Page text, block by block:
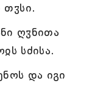
ღჳნითა
სძისა.
და იგი